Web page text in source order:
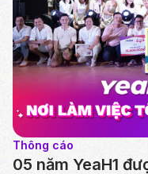
Thông cáo
05 năm YeaH1